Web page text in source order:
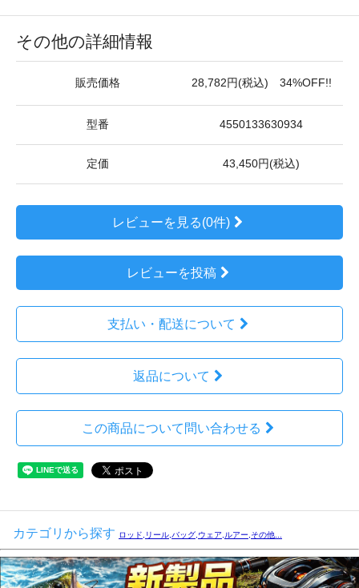
その他の詳細情報
販売価格 28,782円(税込) 34%OFF!!
型番 4550133630934
定価 43,450円(税込)
レビューを見る(0件)
レビューを投稿
支払い・配送について
返品について
この商品について問い合わせる
カテゴリから探す ロッド,リール,バッグ,ウェア,ルアー,その他...